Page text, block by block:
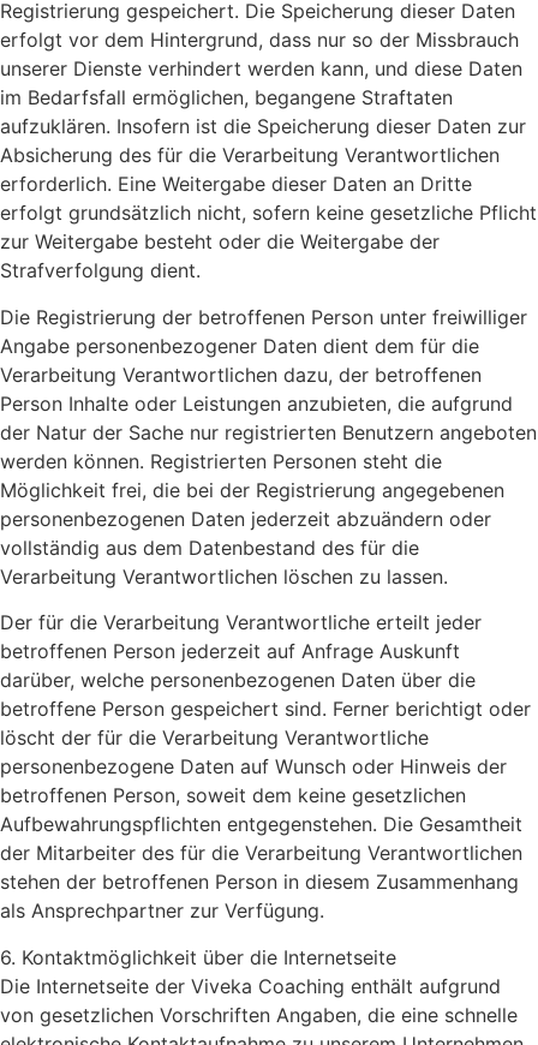
Registrierung gespeichert. Die Speicherung dieser Daten
erfolgt vor dem Hintergrund, dass nur so der Missbrauch
unserer Dienste verhindert werden kann, und diese Daten
im Bedarfsfall ermöglichen, begangene Straftaten
aufzuklären. Insofern ist die Speicherung dieser Daten zur
Absicherung des für die Verarbeitung Verantwortlichen
erforderlich. Eine Weitergabe dieser Daten an Dritte
erfolgt grundsätzlich nicht, sofern keine gesetzliche Pflicht
zur Weitergabe besteht oder die Weitergabe der
Strafverfolgung dient.
Die Registrierung der betroffenen Person unter freiwilliger
Angabe personenbezogener Daten dient dem für die
Verarbeitung Verantwortlichen dazu, der betroffenen
Person Inhalte oder Leistungen anzubieten, die aufgrund
der Natur der Sache nur registrierten Benutzern angeboten
werden können. Registrierten Personen steht die
Möglichkeit frei, die bei der Registrierung angegebenen
personenbezogenen Daten jederzeit abzuändern oder
vollständig aus dem Datenbestand des für die
Verarbeitung Verantwortlichen löschen zu lassen.
Der für die Verarbeitung Verantwortliche erteilt jeder
betroffenen Person jederzeit auf Anfrage Auskunft
darüber, welche personenbezogenen Daten über die
betroffene Person gespeichert sind. Ferner berichtigt oder
löscht der für die Verarbeitung Verantwortliche
personenbezogene Daten auf Wunsch oder Hinweis der
betroffenen Person, soweit dem keine gesetzlichen
Aufbewahrungspflichten entgegenstehen. Die Gesamtheit
der Mitarbeiter des für die Verarbeitung Verantwortlichen
stehen der betroffenen Person in diesem Zusammenhang
als Ansprechpartner zur Verfügung.
6. Kontaktmöglichkeit über die Internetseite
Die Internetseite der Viveka Coaching enthält aufgrund
von gesetzlichen Vorschriften Angaben, die eine schnelle